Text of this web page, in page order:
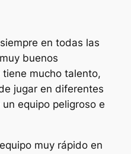
en todas las
buenos
mucho talento,
jugar en diferentes
equipo peligroso e
muy rápido en